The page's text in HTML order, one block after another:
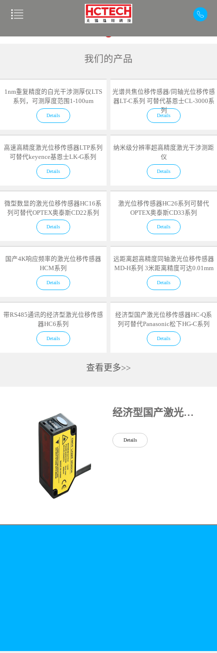
我们的产品
1nm重复精度的白光干涉测厚仪LTS
系列，可测厚度范围1-100um
Details
光谱共焦位移传感器/同轴光位移传感
器LT-C系列 可替代基恩士CL-3000系
列
Details
高速高精度激光位移传感器LTP系列
可替代keyence基恩士LK-G系列
Details
纳米级分辨率超高精度激光干涉测距
仪
Details
微型数显的激光位移传感器HC16系
列可替代OPTEX奥泰斯CD22系列
Details
激光位移传感器HC26系列可替代
OPTEX奥泰斯CD33系列
Details
国产4K响应频率的激光位移传感器
HCM系列
Details
远距离超高精度同轴激光位移传感器
MD-H系列 3米距离精度可达0.01mm
Details
带RS485通讯的经济型激光位移传感
器HC6系列
Details
经济型国产激光位移传感器HC-Q系
列可替代Panasonic松下HG-C系列
Details
查看更多>>
经济型国产激光位移传感器HC-Q系列可替代Panasonic松下HG-C系列
Details
有